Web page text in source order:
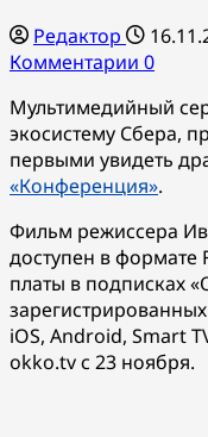
Редактор
Комментарии 0
Мультимедийный
экосистему Сбера,
первыми увидеть
«Конференция».
Фильм режиссера
доступен в формате
платы в подписках
iOS, Android, Smart
okko.tv с 23 ноября.